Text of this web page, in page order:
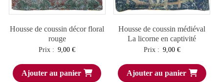
Housse de coussin décor floral
rouge
Prix : 9,00€
Ajouter au panier
Housse de coussin médiéval
La licorne en captivité
Prix : 9,00 €
Ajouter au panier